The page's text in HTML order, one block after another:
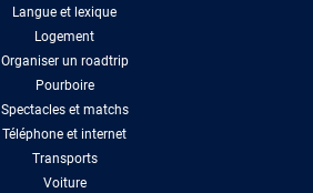
Langue et lexique
Logement
Organiser un roadtrip
Pourboire
Spectacles et matchs
Téléphone et internet
Transports
Voiture